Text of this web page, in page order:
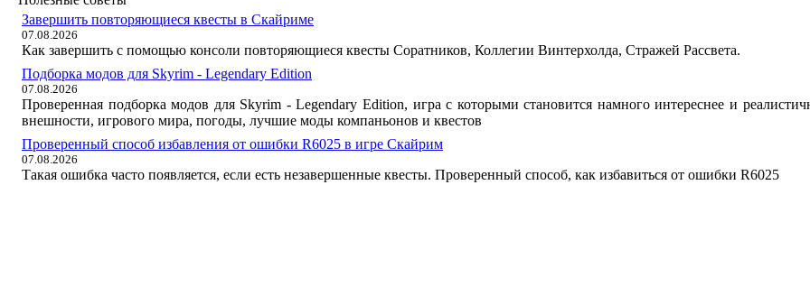
Завершить повторяющиеся квесты в Скайриме
07.08.2026
Как завершить с помощью консоли повторяющиеся квесты Соратников, Коллегии Винтерхолда, Стражей Рассвета.
Подборка модов для Skyrim - Legendary Edition
07.08.2026
Проверенная подборка модов для Skyrim - Legendary Edition, игра с которыми становится намного интереснее и
внешности, игрового мира, погоды, лучшие моды компаньонов и квестов
Проверенный способ избавления от ошибки R6025 в игре Скайрим
07.08.2026
Такая ошибка часто появляется, если есть незавершенные квесты. Проверенный способ, как избавиться от ошибки R6025